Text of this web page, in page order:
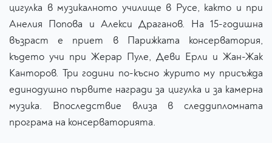
цигулка в музикалното училище в Русе, както и при
Анелия Попова и Алекси Драганов. На 15-годишна
възраст е приет в Парижката консерватория,
където учи при Жерар Пуле, Деви Ерли и Жан-Жак
Канторов. Три години по-късно журито му присъжда
единодушно първите награди за цигулка и за камерна
музика. Впоследствие влиза в следдипломната
програма на консерваторията.